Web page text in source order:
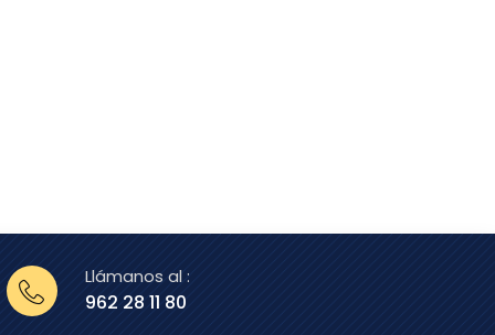
Llámanos al :
962 28 11 80